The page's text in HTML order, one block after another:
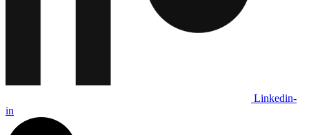
Linkedin-
in